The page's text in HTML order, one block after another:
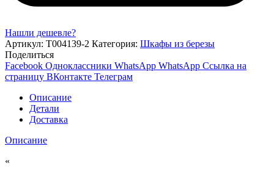
Нашли дешевле?
Артикул: Т004139-2 Категория: Шкафы из березы
Поделиться
Facebook Одноклассники WhatsApp WhatsApp Ссылка на
страницу ВКонтакте Телеграм
Описание
Детали
Доставка
Описание
«